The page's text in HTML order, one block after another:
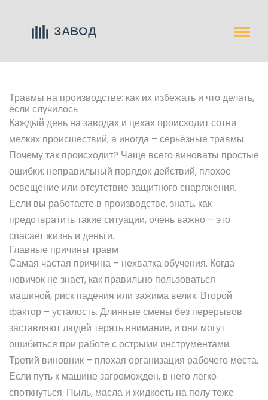
Травмы на производстве: как их избежать и что делать,
если случилось
Каждый день на заводах и цехах происходит сотни
мелких происшествий, а иногда – серьёзные травмы.
Почему так происходит? Чаще всего виноваты простые
ошибки: неправильный порядок действий, плохое
освещение или отсутствие защитного снаряжения.
Если вы работаете в производстве, знать, как
предотвратить такие ситуации, очень важно – это
спасает жизнь и деньги.
Главные причины травм
Самая частая причина – нехватка обучения. Когда
новичок не знает, как правильно пользоваться
машиной, риск падения или зажима велик. Второй
фактор – усталость. Длинные смены без перерывов
заставляют людей терять внимание, и они могут
ошибиться при работе с острыми инструментами.
Третий виновник – плохая организация рабочего места.
Если путь к машине загроможден, в него легко
споткнуться. Пыль, масла и жидкость на полу тоже